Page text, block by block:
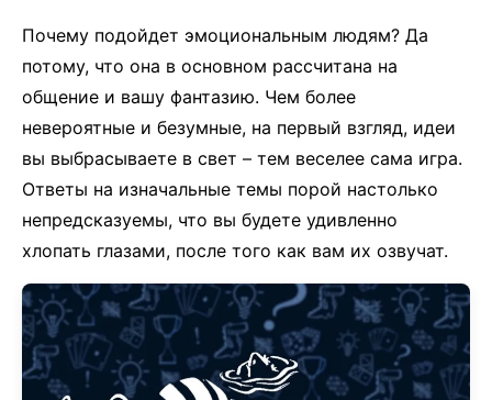
Почему подойдет эмоциональным людям? Да
потому, что она в основном рассчитана на
общение и вашу фантазию. Чем более
невероятные и безумные, на первый взгляд, идеи
вы выбрасываете в свет – тем веселее сама игра.
Ответы на изначальные темы порой настолько
непредсказуемы, что вы будете удивленно
хлопать глазами, после того как вам их озвучат.